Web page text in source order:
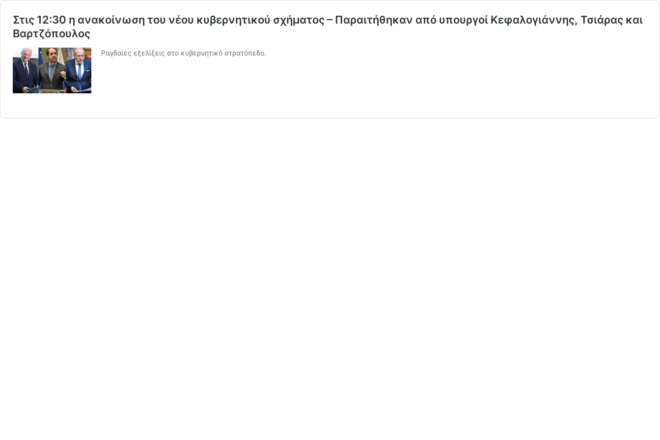
Στις 12:30 η ανακοίνωση του νέου κυβερνητικού σχήματος – Παραιτήθηκαν από υπουργοί Κεφαλογιάννης, Τσιάρας και
Βαρτζόπουλος
Ραγδαίες εξελίξεις στο κυβερνητικό στρατόπεδο.